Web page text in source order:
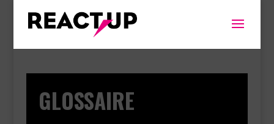
GLOSSAIRE